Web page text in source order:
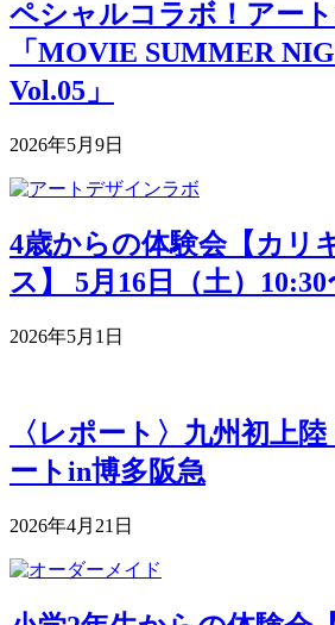
ペシャルコラボ！アー
「MOVIE SUMMER
Vol.05」
2026年5月9日
4歳からの体験会【カリ
ス】 5月16日（土）10:30
2026年5月1日
〈レポート〉九州初上
ートin博多阪急
2026年4月21日